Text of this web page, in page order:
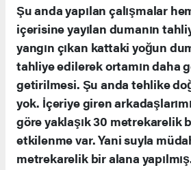
Şu anda yapılan çalışmalar
içerisine yayılan dumanın
yangın çıkan kattaki yoğun
tahliye edilerek ortamın daha
getirilmesi. Şu anda tehlike
yok. İçeriye giren
göre yaklaşık 30 metrekarelik
etkilenme var. Yani suyla
metrekarelik bir alana